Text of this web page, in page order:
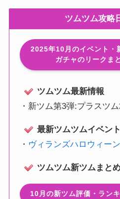
ツムツム攻略
2025年10月のイベント・
ガチャのリークま
ツムツム最新情報
・ 新ツム第3弾:プラスツ
最新ツムツムイベン
・ ヴィランズハロウィー
ツムツム新ツムまと
10月の新ツム評価・ラン